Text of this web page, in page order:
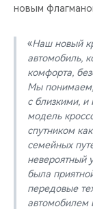
новым
«Наш новый
автомобиль,
комфорта,
Мы понимаем,
с близкими,
модель
спутником
семейных
невероятный
была
передовые
автомобилем